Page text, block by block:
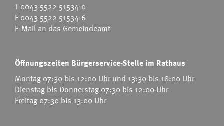
T0043 5522 51534-0
F 0043 5522 51534-6
E-Mail an das Gemeindeamt
Öffnungszeiten Bürgerservice-Stelle im Rathaus
Montag 07:30 bis 12:00 Uhr und 13:30 bis 18:00 Uhr
Dienstag bis Donnerstag 07:30 bis 12:00 Uhr
Freitag 07:30 bis 13:00 Uhr